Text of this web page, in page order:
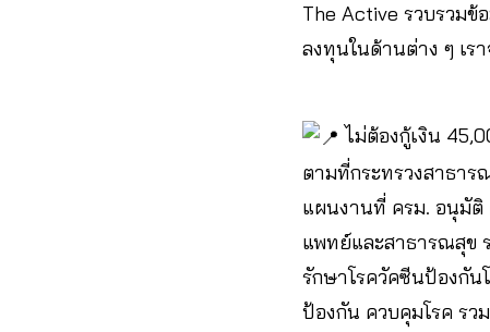
The Active รวบรวมข้
ลงทุนในด้านต่าง ๆ เร
ไม่ต้องกู้เงิน
ตามที่กระทรวงสาธาร
แผนงานที่ ครม. อนุมัติ
แพทย์และสาธารณสุข
รักษาโรควัคซีนป้องกัน
ป้องกัน ควบคุมโรค ร